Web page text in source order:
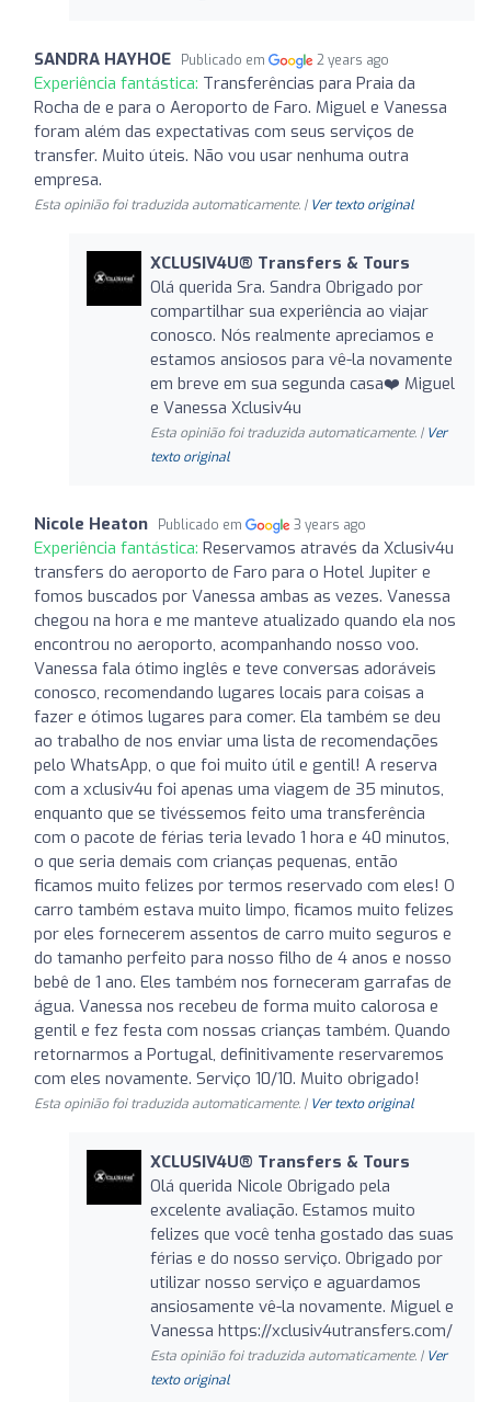
SANDRA HAYHOE Publicado em 2 years ago
Experiência fantástica: Transferências para Praia da
Rocha de e para o Aeroporto de Faro. Miguel e Vanessa
foram além das expectativas com seus serviços de
transfer. Muito úteis. Não vou usar nenhuma outra
empresa.
Esta opinião foi traduzida automaticamente. | Ver texto original
XCLUSIV4U®️ Transfers & Tours
Olá querida Sra. Sandra Obrigado por
compartilhar sua experiência ao viajar
conosco. Nós realmente apreciamos e
estamos ansiosos para vê-la novamente
em breve em sua segunda casa❤️ Miguel
e Vanessa Xclusiv4u
Esta opinião foi traduzida automaticamente. | Ver
texto original
Nicole Heaton Publicado em 3 years ago
Experiência fantástica: Reservamos através da Xclusiv4u
transfers do aeroporto de Faro para o Hotel Jupiter e
fomos buscados por Vanessa ambas as vezes. Vanessa
chegou na hora e me manteve atualizado quando ela nos
encontrou no aeroporto, acompanhando nosso voo.
Vanessa fala ótimo inglês e teve conversas adoráveis
conosco, recomendando lugares locais para coisas a
fazer e ótimos lugares para comer. Ela também se deu
ao trabalho de nos enviar uma lista de recomendações
pelo WhatsApp, o que foi muito útil e gentil! A reserva
com a xclusiv4u foi apenas uma viagem de 35 minutos,
enquanto que se tivéssemos feito uma transferência
com o pacote de férias teria levado 1 hora e 40 minutos,
o que seria demais com crianças pequenas, então
ficamos muito felizes por termos reservado com eles! O
carro também estava muito limpo, ficamos muito felizes
por eles fornecerem assentos de carro muito seguros e
do tamanho perfeito para nosso filho de 4 anos e nosso
bebê de 1 ano. Eles também nos forneceram garrafas de
água. Vanessa nos recebeu de forma muito calorosa e
gentil e fez festa com nossas crianças também. Quando
retornarmos a Portugal, definitivamente reservaremos
com eles novamente. Serviço 10/10. Muito obrigado!
Esta opinião foi traduzida automaticamente. | Ver texto original
XCLUSIV4U®️ Transfers & Tours
Olá querida Nicole Obrigado pela
excelente avaliação. Estamos muito
felizes que você tenha gostado das suas
férias e do nosso serviço. Obrigado por
utilizar nosso serviço e aguardamos
ansiosamente vê-la novamente. Miguel e
Vanessa https://xclusiv4utransfers.com/
Esta opinião foi traduzida automaticamente. | Ver
texto original